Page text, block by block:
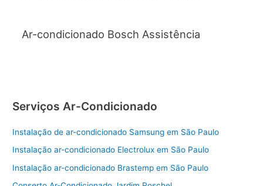
Ar-condicionado Bosch Assistência
Serviços Ar-Condicionado
Instalação de ar-condicionado Samsung em São Paulo
Instalação ar-condicionado Electrolux em São Paulo
Instalação ar-condicionado Brastemp em São Paulo